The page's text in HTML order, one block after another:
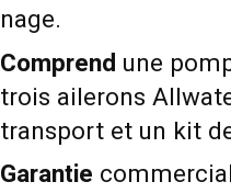
nage.
Comprend une
trois ailerons
transport et un kit
Garantie